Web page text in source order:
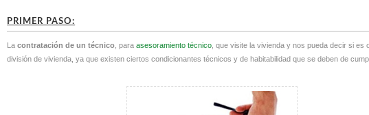
PRIMER PASO:
Lacontratación de un técnico , paraasesoramiento técnico , que visite la vivienda y nos pueda decir si es
división de vivienda, ya que existen ciertos condicionantes técnicos y de habitabilidad que se deben de